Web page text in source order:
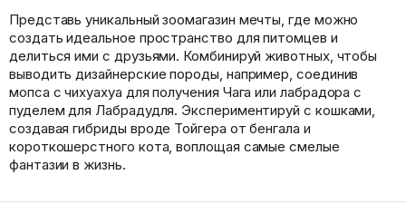
Представь уникальный зоомагазин мечты, где можно
создать идеальное пространство для питомцев и
делиться ими с друзьями. Комбинируй животных, чтобы
выводить дизайнерские породы, например, соединив
мопса с чихуахуа для получения Чага или лабрадора с
пуделем для Лабрадудля. Экспериментируй с кошками,
создавая гибриды вроде Тойгера от бенгала и
короткошерстного кота, воплощая самые смелые
фантазии в жизнь.